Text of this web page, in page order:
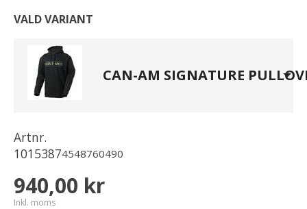
VALD VARIANT
CAN-AM SIGNATURE
Artnr.
10153874548760490
940,00 kr
Inkl. moms